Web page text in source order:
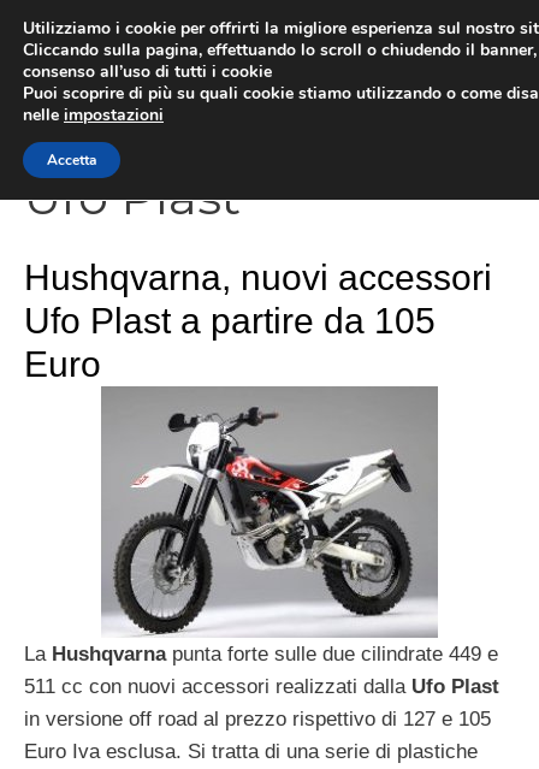
contenuto
Ufo Plast
Hushqvarna, nuovi accessori
Ufo Plast a partire da 105
Euro
La Hushqvarnapunta forte sulle due cilindrate 449 e
511 cc con nuovi accessori realizzati dalla Ufo Plast
in versione off road al prezzo rispettivo di 127 e 105
Euro Iva esclusa. Si tratta di una serie di plastiche
Utilizziamo i cookie per offrirti la migliore esperienza sul nostro
Cliccando sulla pagina, effettuando lo scroll o chiudendo il
consenso all’uso di tutti i cookie
Puoi scoprire di più su quali cookie stiamo utilizzando o come
nelle impostazioni
Accetta